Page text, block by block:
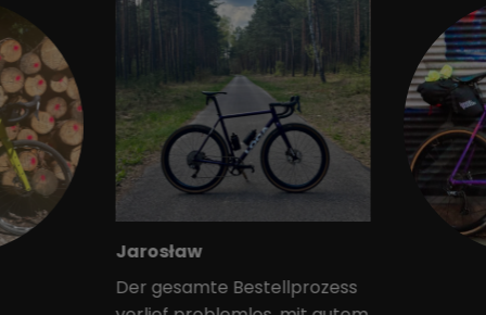
Jarosław
Der gesamte Bestellprozess